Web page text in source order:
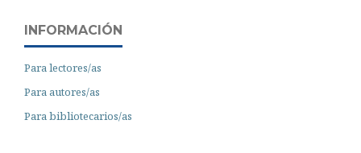
INFORMACIÓN
Para lectores/as
Para autores/as
Para bibliotecarios/as